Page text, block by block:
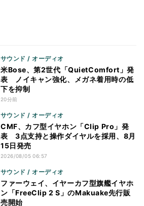
サウンド / オーディオ
米Bose、第2世代「QuietComfort」発
表 ノイキャン強化、メガネ着用時の低
下を抑制
20分前
サウンド / オーディオ
CMF、カフ型イヤホン「Clip Pro」発
表 3点支持と操作ダイヤルを採用、8月
15日発売
2026/08/05 06:57
サウンド / オーディオ
ファーウェイ、イヤーカフ型旗艦イヤホ
ン「FreeClip 2 S」のMakuake先行販
売開始